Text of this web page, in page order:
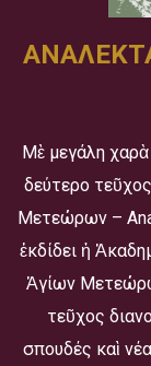
Μὲ μεγάλη
δεύτερο
Μετεώρων –
ἐκδίδει ἡ
Ἁγίων
τεῦχος
σπουδές καὶ